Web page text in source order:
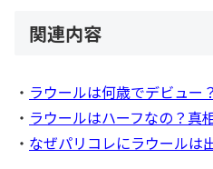
関連内容
・ ラウールは何歳でデビュー？
・ ラウールはハーフなの？真
・ なぜパリコレにラウールは